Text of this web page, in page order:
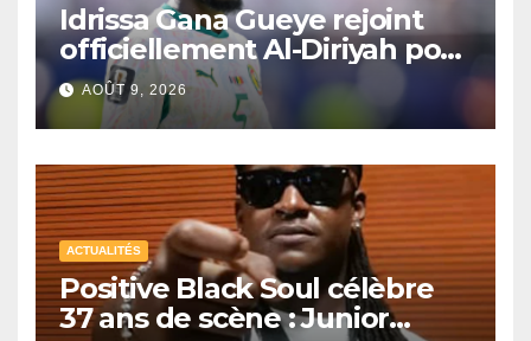
Idrissa Gana Gueye rejoint
officiellement Al-Diriyah pour
une saison
AOÛT 9, 2026
ACTUALITÉS
Positive Black Soul célèbre
37 ans de scène : Junior